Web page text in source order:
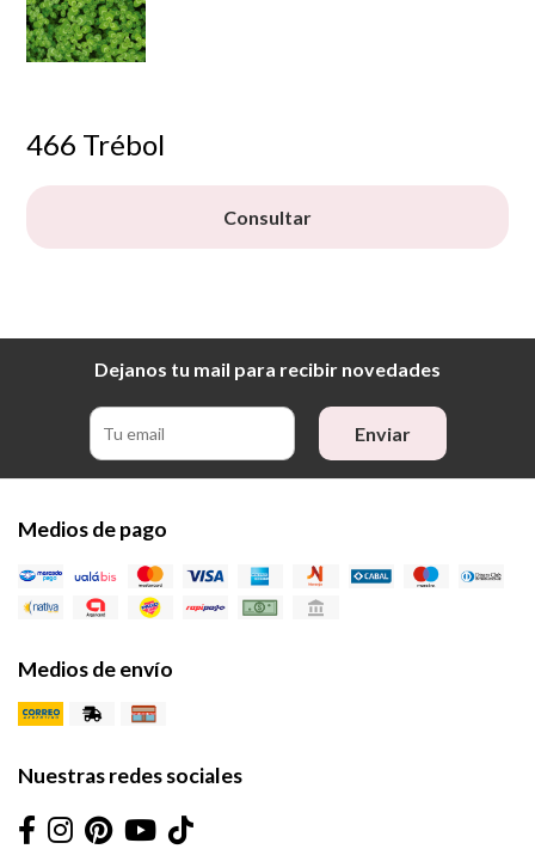
466 Trébol
Consultar
Dejanos tu mail para recibir novedades
Enviar
Medios de pago
Medios de envío
Nuestras redes sociales